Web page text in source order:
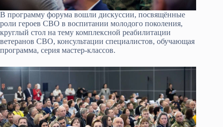
В программу форума вошли дискуссии, посвящённые
роли героев СВО в воспитании молодого поколения,
круглый стол на тему комплексной реабилитации
ветеранов СВО, консультации специалистов, обучающая
программа, серия мастер-классов.